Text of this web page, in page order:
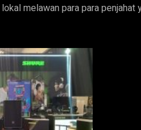
melawan para para penjahat